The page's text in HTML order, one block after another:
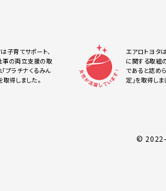
子育てサポート、
事の両立支援の取
プラチナくるみん
取得しました。
エアロトヨタ
に関する取組
であると認め
定」を取得しま
©